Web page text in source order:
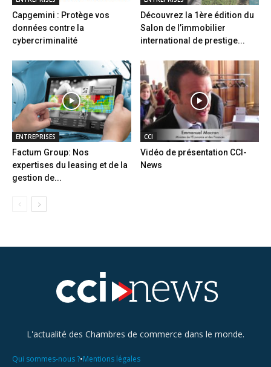
Capgemini : Protège vos
données contre la
cybercriminalité
Découvrez la 1ère édition du
Salon de l’immobilier
international de prestige...
ENTREPRISES
Factum Group: Nos
expertises du leasing et de la
gestion de...
CCI
Vidéo de présentation CCI-
News
L'actualité des Chambres de commerce dans le monde.
Qui sommes-nous ?•Mentions légales